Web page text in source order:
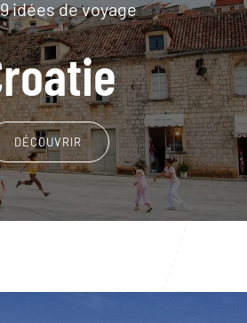
idées de voyage
DÉCOUVRIR